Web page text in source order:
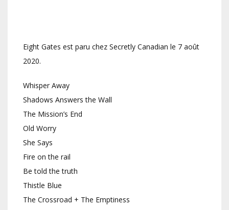
Eight Gates est paru chez Secretly Canadian le 7 août
2020.
Whisper Away
Shadows Answers the Wall
The Mission’s End
Old Worry
She Says
Fire on the rail
Be told the truth
Thistle Blue
The Crossroad + The Emptiness